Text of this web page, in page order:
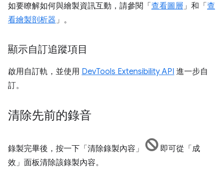
如要瞭解如何與繪製資訊互動，請參閱「查看圖層 」和「查
看繪製剖析器 」。
顯示自訂追蹤項目
啟用自訂軌，並使用 DevTools Extensibility API 進一步自
訂。
清除先前的錄音
錄製完畢後，按一下「清除錄製內容」
即可從「成
效」 面板清除該錄製內容。